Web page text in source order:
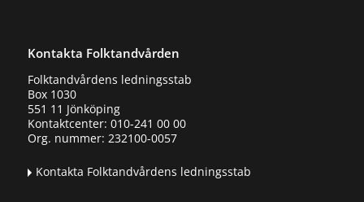
Kontakta Folktandvården
Folktandvårdens ledningsstab
Box 1030
551 11 Jönköping
Kontaktcenter: 010-241 00 00
Org. nummer: 232100-0057
Kontakta Folktandvårdens ledningsstab